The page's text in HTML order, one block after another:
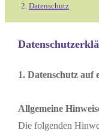
Datenschutz
1. Datenschutz auf
Allgemeine
Die folgenden